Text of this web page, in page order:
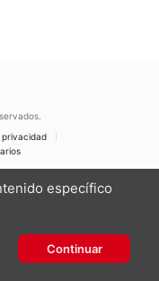
específico
Continuar